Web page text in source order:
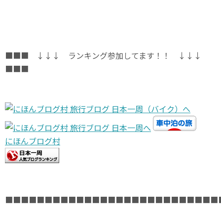
■■■ ↓↓↓ ランキング参加してます！！ ↓↓↓
■■■
にほんブログ村